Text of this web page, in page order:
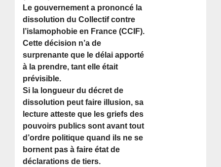
Le gouvernement a prononcé la
dissolution du Collectif contre
l’islamophobie en France (CCIF).
Cette décision n’a de
surprenante que le délai apporté
à la prendre, tant elle était
prévisible.
Si la longueur du décret de
dissolution peut faire illusion, sa
lecture atteste que les griefs des
pouvoirs publics sont avant tout
d’ordre politique quand ils ne se
bornent pas à faire état de
déclarations de tiers.